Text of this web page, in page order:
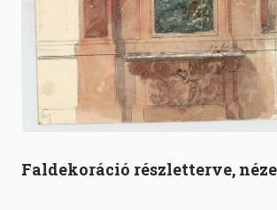
Faldekoráció részletterve,